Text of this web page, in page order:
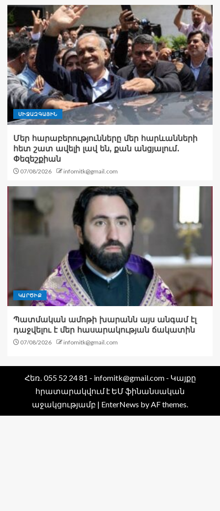
ՄԻՋԱԶԳԱՅԻՆ
Մեր հարաբերությունները մեր հարևանների
հետ շատ ավելի լավ են, քան անցյալում․
Փեզեշքիան
07/08/2026 infomitk@gmail.com
ԿԱՐԾԻՔ
Պատմական ամոթի խարանն այս անգամ էլ
դաջվելու է մեր հասարակության ճակատին
07/08/2026 infomitk@gmail.com
Հեռ․ 055 52 24 81 - infomitk@gmail.com - Կայքը
հրատարակվում է ԵՄ ֆինանսական
աջակցությամբ | EnterNews by AF themes.